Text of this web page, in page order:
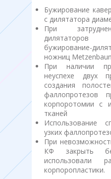
Бужирование
с дилятатора
При
бужирование-
ножниц
При наличии
неуспехе двух
создания
фаллопротезов
корпоротомии с
тканей
Использование
узких
При
КФ закрыть
использовали
корпоропластики.